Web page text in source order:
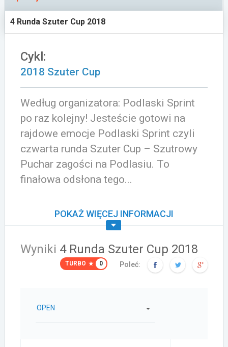
Załóż konto
4 Runda Szuter Cup 2018
Cykl:
2018 Szuter Cup
Według organizatora: Podlaski Sprint
po raz kolejny! Jesteście gotowi na
rajdowe emocje Podlaski Sprint czyli
czwarta runda Szuter Cup – Szutrowy
Puchar zagości na Podlasiu. To
finałowa odsłona tego...
POKAŻ WIĘCEJ INFORMACJI
Wyniki 4 Runda Szuter Cup 2018
TURBO 0 Poleć:
OPEN